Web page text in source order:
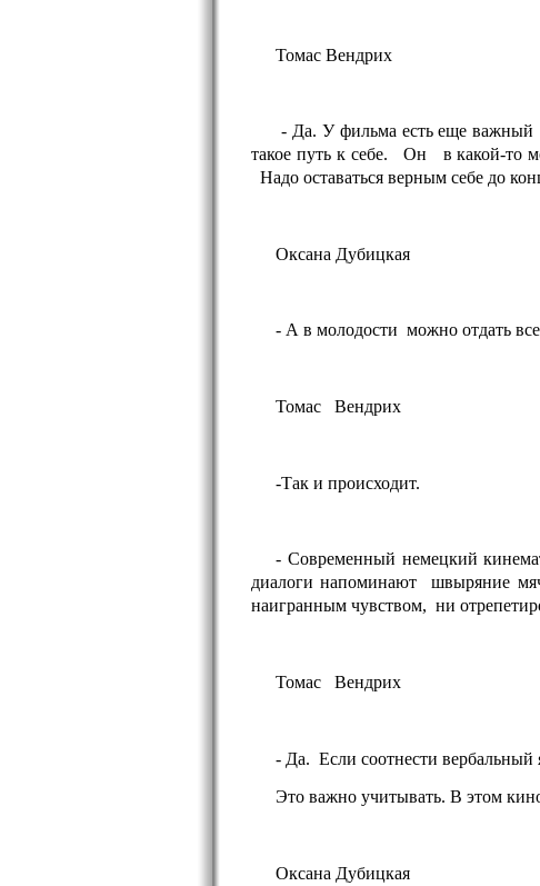
Томас Вендрих
- Да. У фильма есть еще важный
такое путь к себе.
Он в какой-то
Надо оставаться верным себе до
Оксана Дубицкая
- А в молодости можно отдать
Томас Вендрих
-Так и происходит.
- Современный немецкий
диалоги напоминают
швыряние
наигранным чувством, ни
Томас Вендрих
- Да. Если соотнести вербальный
Это важно учитывать. В этом
Оксана Дубицкая